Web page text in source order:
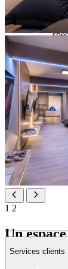
société
plage et
1 2
Un
Que vous ayez
Services clients